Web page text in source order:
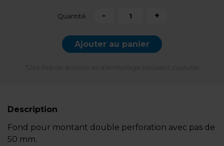
Quantité - +
Ajouter au panier
Description
Fond pour montant double perforation avec pas de
50 mm.